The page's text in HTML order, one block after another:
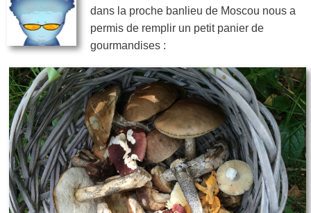
dans la proche banlieu de Moscou nous a
permis de remplir un petit panier de
gourmandises :